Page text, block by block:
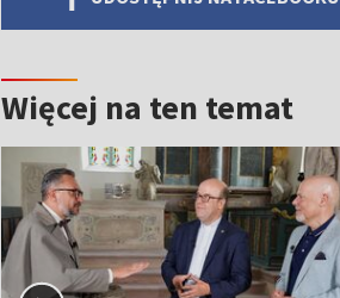
Więcej na ten temat